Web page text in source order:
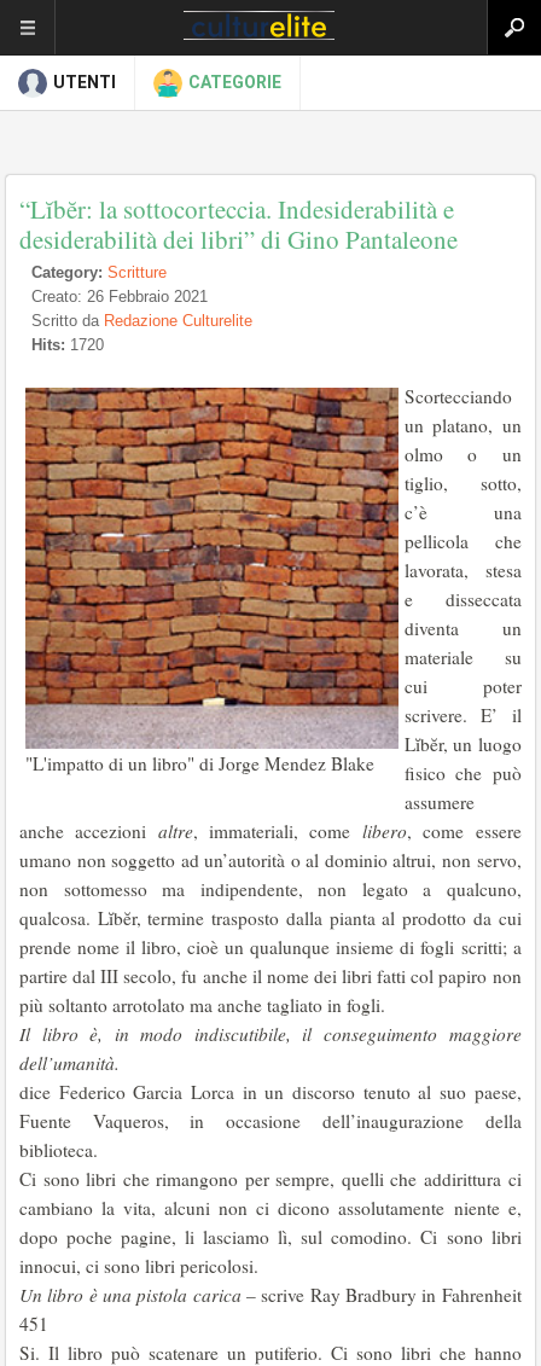
UTENTI CATEGORIE
“Lĭbĕr: la sottocorteccia. Indesiderabilità e
desiderabilità dei libri” di Gino Pantaleone
Category: Scritture
Creato: 26 Febbraio 2021
Scritto da Redazione Culturelite
Hits: 1720
"L'impatto di un libro" di Jorge Mendez Blake
Scortecciando
un platano, un
olmo o un
tiglio, sotto,
c’è una
pellicola che
lavorata, stesa
e disseccata
diventa un
materiale su
cui poter
scrivere. E’ il
Lĭbĕr, un luogo
fisico che può
assumere
anche accezioni altre, immateriali, come libero, come essere
umano non soggetto ad un’autorità o al dominio altrui, non servo,
non sottomesso ma indipendente, non legato a qualcuno,
qualcosa. Lĭbĕr, termine trasposto dalla pianta al prodotto da cui
prende nome il libro, cioè un qualunque insieme di fogli scritti; a
partire dal III secolo, fu anche il nome dei libri fatti col papiro non
più soltanto arrotolato ma anche tagliato in fogli.
Il libro è, in modo indiscutibile, il conseguimento maggiore
dell’umanità.
dice Federico Garcia Lorca in un discorso tenuto al suo paese,
Fuente Vaqueros, in occasione dell’inaugurazione della
biblioteca.
Ci sono libri che rimangono per sempre, quelli che addirittura ci
cambiano la vita, alcuni non ci dicono assolutamente niente e,
dopo poche pagine, li lasciamo lì, sul comodino. Ci sono libri
innocui, ci sono libri pericolosi.
Un libro è una pistola carica – scrive Ray Bradbury in Fahrenheit
451
Si. Il libro può scatenare un putiferio. Ci sono libri che hanno